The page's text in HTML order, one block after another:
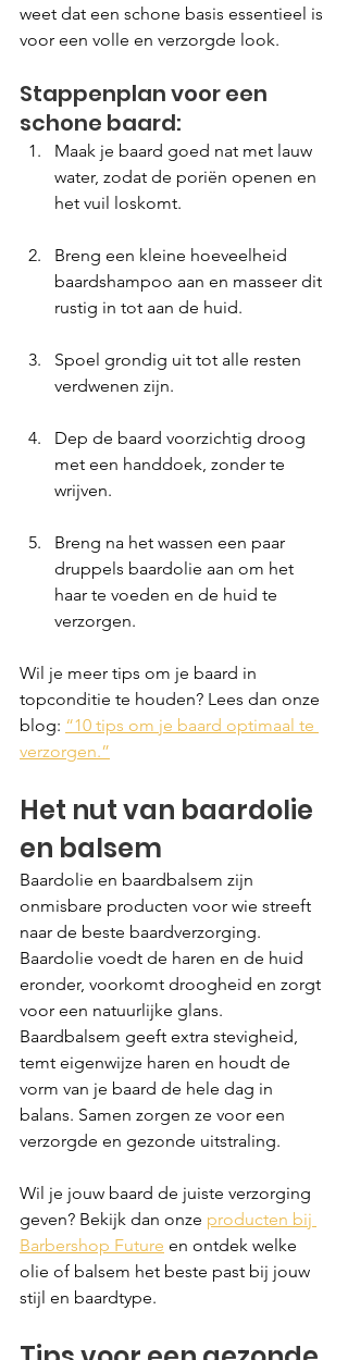
weet dat een schone basis essentieel is
voor een volle en verzorgde look.
Stappenplan voor een
schone baard:
Maak je baard goed nat met lauw
water, zodat de poriën openen en
het vuil loskomt.
Breng een kleine hoeveelheid
baardshampoo aan en masseer dit
rustig in tot aan de huid.
Spoel grondig uit tot alle resten
verdwenen zijn.
Dep de baard voorzichtig droog
met een handdoek, zonder te
wrijven.
Breng na het wassen een paar
druppels baardolie aan om het
haar te voeden en de huid te
verzorgen.
Wil je meer tips om je baard in
topconditie te houden? Lees dan onze
blog: “10 tips om je baard optimaal te
verzorgen.”
Het nut van baardolie
en balsem
Baardolie en baardbalsem zijn
onmisbare producten voor wie streeft
naar de beste baardverzorging.
Baardolie voedt de haren en de huid
eronder, voorkomt droogheid en zorgt
voor een natuurlijke glans.
Baardbalsem geeft extra stevigheid,
temt eigenwijze haren en houdt de
vorm van je baard de hele dag in
balans. Samen zorgen ze voor een
verzorgde en gezonde uitstraling.
Wil je jouw baard de juiste verzorging
geven? Bekijk dan onze producten bij
Barbershop Future en ontdek welke
olie of balsem het beste past bij jouw
stijl en baardtype.